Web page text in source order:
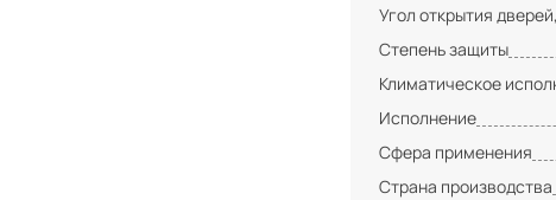
Угол открытия
Степень защиты
Климатическое
Исполнение
Сфера применения
Страна производства